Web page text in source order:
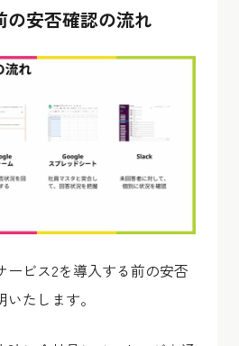
の安否確認の流れ
ービス2を導入する前の安否
たします。